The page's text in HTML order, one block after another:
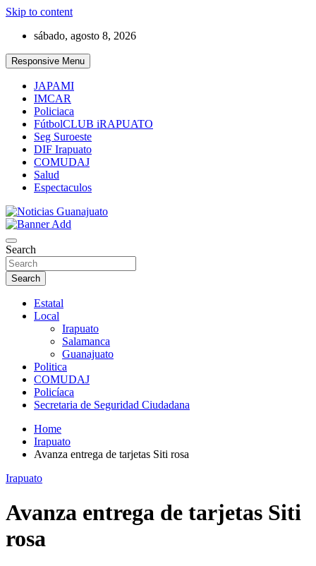
Skip to content
sábado, agosto 8, 2026
Responsive Menu
JAPAMI
IMCAR
Policiaca
FútbolCLUB iRAPUATO
Seg Suroeste
DIF Irapuato
COMUDAJ
Salud
Espectaculos
Noticias Guanajuato
Search
Search
Estatal
Local
Irapuato
Salamanca
Guanajuato
Politica
COMUDAJ
Policíaca
Secretaria de Seguridad Ciudadana
Home
Irapuato
Avanza entrega de tarjetas Siti rosa
Irapuato
Avanza entrega de tarjetas Siti
rosa